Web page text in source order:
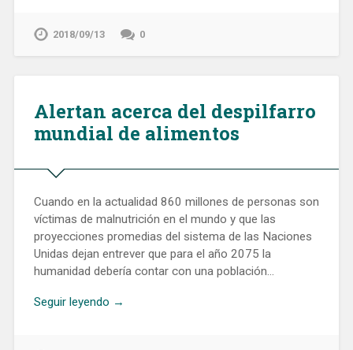
2018/09/13 0
Alertan acerca del despilfarro
mundial de alimentos
Cuando en la actualidad 860 millones de personas son
víctimas de malnutrición en el mundo y que las
proyecciones promedias del sistema de las Naciones
Unidas dejan entrever que para el año 2075 la
humanidad debería contar con una población…
Seguir leyendo →